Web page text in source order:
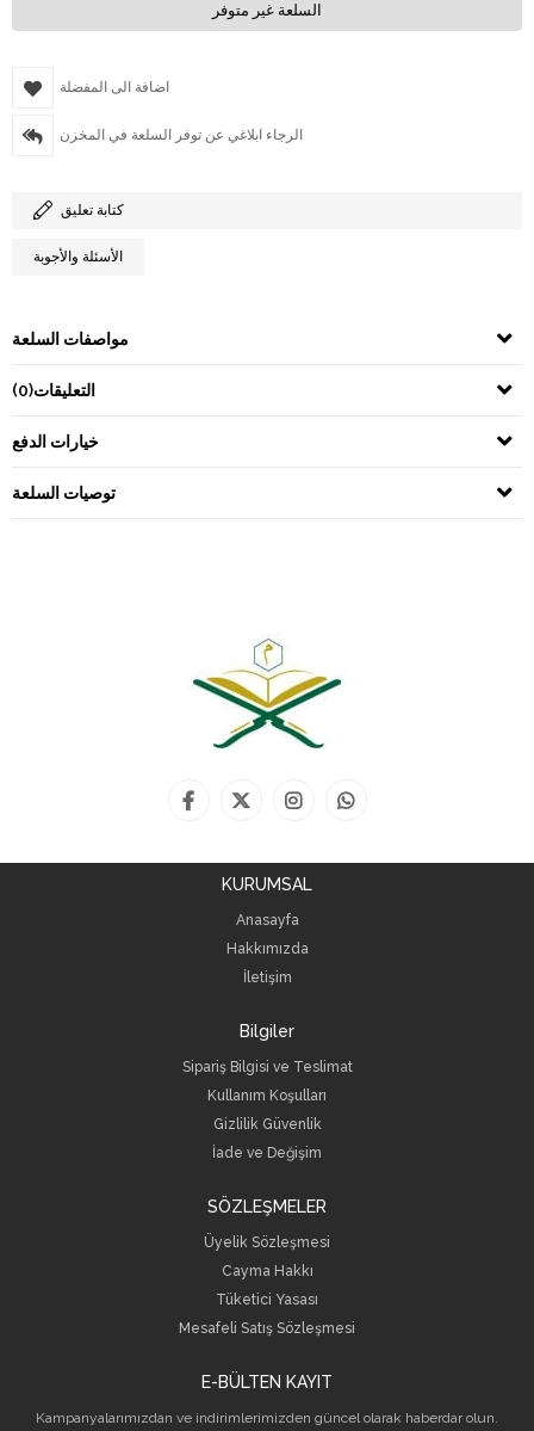
السلعة غير متوفر
اضافة الى المفضلة
الرجاء ابلاغي عن توفر السلعة في المخزن
كتابة تعليق
الأسئلة والأجوبة
مواصفات السلعة
التعليقات(0)
خيارات الدفع
توصيات السلعة
KURUMSAL
Anasayfa
Hakkımızda
İletişim
Bilgiler
Sipariş Bilgisi ve Teslimat
Kullanım Koşulları
Gizlilik Güvenlik
İade ve Değişim
SÖZLEŞMELER
Üyelik Sözleşmesi
Cayma Hakkı
Tüketici Yasası
Mesafeli Satış Sözleşmesi
E-BÜLTEN KAYIT
Kampanyalarımızdan ve indirimlerimizden güncel olarak haberdar olun.